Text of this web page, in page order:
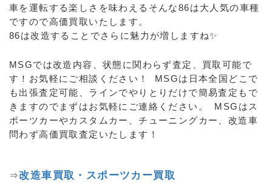
車を運転する楽しさを味わえるそんな86は大人気の車種
ですので高価買取いたします。
86は改造することでさらに魅力が増しますね✨
MSGでは改造内容、状態に関わらず査定、買取可能で
す！お気軽にご相談ください！ MSGは日本全国どこで
も出張査定可能、ラインでやりとりだけで簡易査定もで
きますのでまずはお気軽にご連絡ください。 MSGはス
ポーツカーやカスタムカー、チューニングカー、改造車
問わず高価買取査定いたします！
⇒改造車買取・スポーツカー買取